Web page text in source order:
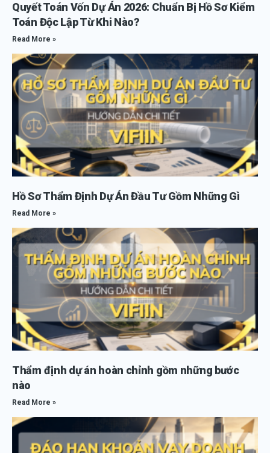
Quyết Toán Vốn Dự Án 2026: Chuẩn Bị Hồ Sơ Kiểm
Toán Độc Lập Từ Khi Nào?
Read More »
Hồ Sơ Thẩm Định Dự Án Đầu Tư Gồm Những Gì
Read More »
Thẩm định dự án hoàn chỉnh gồm những bước
nào
Read More »